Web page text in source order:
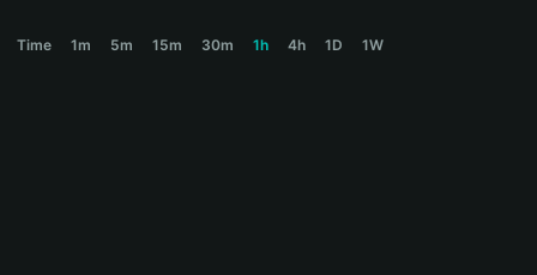
हिन्दीTime 1m 5m 15m 30m 1h 4h 1D 1W